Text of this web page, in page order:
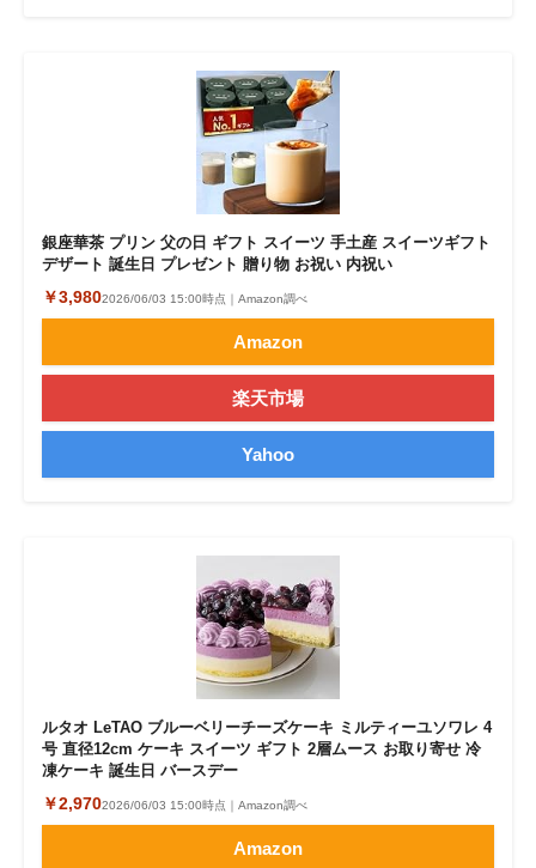
銀座華茶 プリン 父の日 ギフト スイーツ 手土産 スイーツギフト
デザート 誕生日 プレゼント 贈り物 お祝い 内祝い
￥3,9802026/06/03 15:00時点｜Amazon調べ
Amazon
楽天市場
Yahoo
ルタオ LeTAO ブルーベリーチーズケーキ ミルティーユソワレ 4
号 直径12cm ケーキ スイーツ ギフト 2層ムース お取り寄せ 冷
凍ケーキ 誕生日 バースデー
￥2,9702026/06/03 15:00時点｜Amazon調べ
Amazon